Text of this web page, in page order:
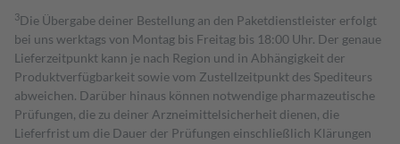
3Die Übergabe deiner Bestellung an den Paketdienstleister erfolgt
bei uns werktags von Montag bis Freitag bis 18:00 Uhr. Der genaue
Lieferzeitpunkt kann je nach Region und in Abhängigkeit der
Produktverfügbarkeit sowie vom Zustellzeitpunkt des Spediteurs
abweichen. Darüber hinaus können notwendige pharmazeutische
Prüfungen, die zu deiner Arzneimittelsicherheit dienen, die
Lieferfrist um die Dauer der Prüfungen einschließlich Klärungen